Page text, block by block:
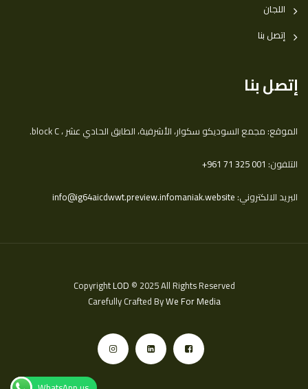
اللجان
إتصل بنا
إتصل بنا
الموقع: مجمع السوديكو سكوار، الأشرفية، الطابق الحادي عشر ، block C.
التلفون: ‎+961 71 325 001
البريد الالكتروني:info@ig64aicdwwt.preview.infomaniak.website
CopyrightLOD © 2025 All Rights Reserved
Carefully Crafted ByWe For Media